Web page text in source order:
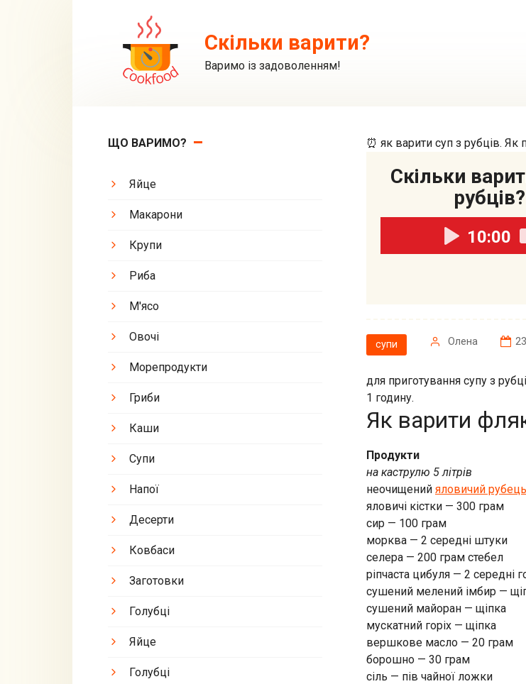
Скільки варити?
Варимо із задоволенням!
⏰ як варити суп з рубців. Як
Скільки варити суп з
рубців?
10:00
супи Олена
для приготування супу з
1 годину.
Як варити
Продукти
на каструлю 5 літрів
неочищений яловичий рубець
яловичі кістки — 300 грам
сир — 100 грам
морква — 2 середні штуки
селера — 200 грам стебел
ріпчаста цибуля — 2 середні
сушений мелений імбир —
сушений майоран — щіпка
мускатний горіх — щіпка
вершкове масло — 20 грам
борошно — 30 грам
сіль — пів чайної ложки
ЩО ВАРИМО?
Яйце
Макарони
Крупи
Риба
М'ясо
Овочі
Морепродукти
Гриби
Каши
Супи
Напої
Десерти
Ковбаси
Заготовки
Голубці
Яйце
Голубці